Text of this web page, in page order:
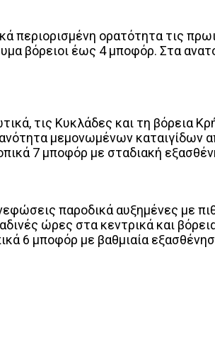
περιορισμένη ορατότητα τις
βόρειοι έως 4 μποφόρ. Στα
τις Κυκλάδες και τη βόρεια
μεμονωμένων
7 μποφόρ με σταδιακή
παροδικά αυξημένες με
ώρες στα κεντρικά και
6 μποφόρ με βαθμιαία